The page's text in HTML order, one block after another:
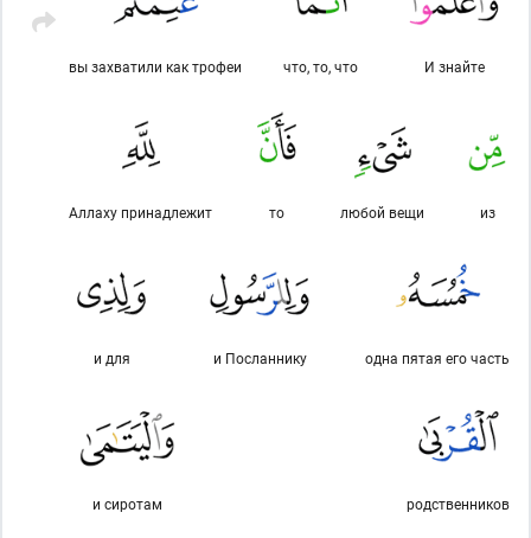
И знайте
что, то, что
вы захватили как трофеи
из
любой вещи
то
Аллаху принадлежит
одна пятая его часть
и Посланнику
и для
родственников
и сиротам